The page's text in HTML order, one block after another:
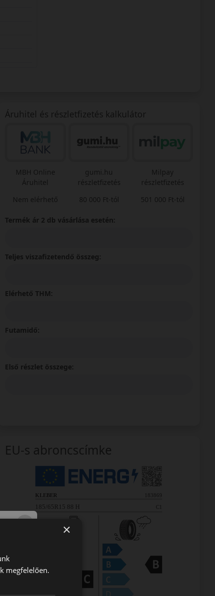
Áruhitel és részletfizetés kalkulátor
MBH Online
Áruhitel
Nem elérhető
gumi.hu
részletfizetés
80 000 Ft-tól
Milpay
részletfizetés
501 000 Ft-tól
Termék ár 2 db vásárlása esetén:
Teljes viszafizetendő összeg:
Elérhető THM:
Futamidő:
Első részlet összege:
EU-s abroncscímke
×
megfelelően.